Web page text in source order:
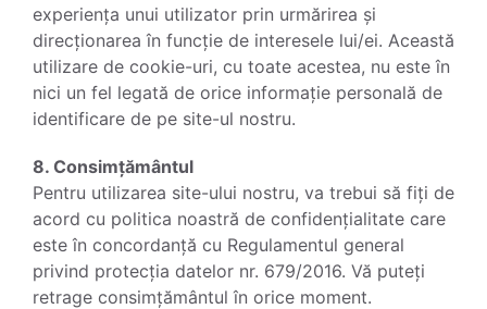
experiența unui utilizator prin urmărirea și
direcționarea în funcție de interesele lui/ei. Această
utilizare de cookie-uri, cu toate acestea, nu este în
nici un fel legată de orice informație personală de
identificare de pe site-ul nostru.
8. Consimțământul
Pentru utilizarea site-ului nostru, va trebui să fiți de
acord cu politica noastră de confidențialitate care
este în concordanță cu Regulamentul general
privind protecția datelor nr. 679/2016. Vă puteți
retrage consimțământul în orice moment.